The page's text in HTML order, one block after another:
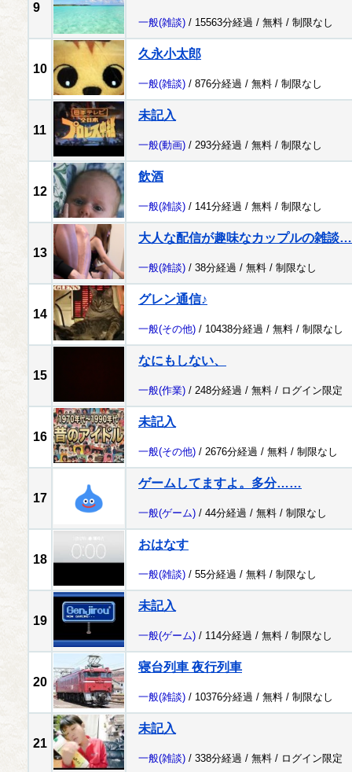
9
一般(雑談) / 15563分経過 / 無料 / 制限なし
10
久永小太郎
一般(雑談) / 876分経過 / 無料 / 制限なし
11
未記入
一般(動画) / 293分経過 / 無料 / 制限なし
12
飲酒
一般(雑談) / 141分経過 / 無料 / 制限なし
13
大人な配信が趣味なカップルの雑談…
一般(雑談) / 38分経過 / 無料 / 制限なし
14
グレン通信♪
一般(その他) / 10438分経過 / 無料 / 制限なし
15
なにもしない、
一般(作業) / 248分経過 / 無料 / ログイン限定
16
未記入
一般(その他) / 2676分経過 / 無料 / 制限なし
17
ゲームしてますよ。多分……
一般(ゲーム) / 44分経過 / 無料 / 制限なし
18
おはなす
一般(雑談) / 55分経過 / 無料 / 制限なし
19
未記入
一般(ゲーム) / 114分経過 / 無料 / 制限なし
20
寝台列車 夜行列車
一般(雑談) / 10376分経過 / 無料 / 制限なし
21
未記入
一般(雑談) / 338分経過 / 無料 / ログイン限定